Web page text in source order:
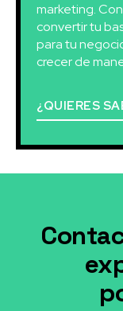
marketing.
convertir tu
para tu
crecer de
¿QUIERES